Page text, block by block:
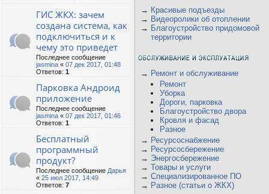
ГИС ЖКХ: зачем
создана система, как
подключиться и к
чему это приведет
Последнее сообщение
jasmina « 07 дек 2017, 01:48
Ответов: 1
Парковка Андроид
приложение
Последнее сообщение
jasmina « 07 дек 2017, 01:46
Ответов: 1
Бесплатный
программный
продукт?
Последнее сообщение Дарья
« 25 июл 2017, 14:49
Ответов: 7
→ Красивые подъезды
→ Видеоролики об отоплении
→ Благоустройство придомовой
территории
→ Ремонт и обслуживание
Ремонт
Уборка
Дороги, парковка
Благоустройство двора
Кровля и фасад
Разное
→ Ресурсоснабжение
→ Ресурсосбережение
→ Энергосбережение
→ Товары и услуги
→ Специализированное ПО
→ Разное (статьи о ЖКХ)